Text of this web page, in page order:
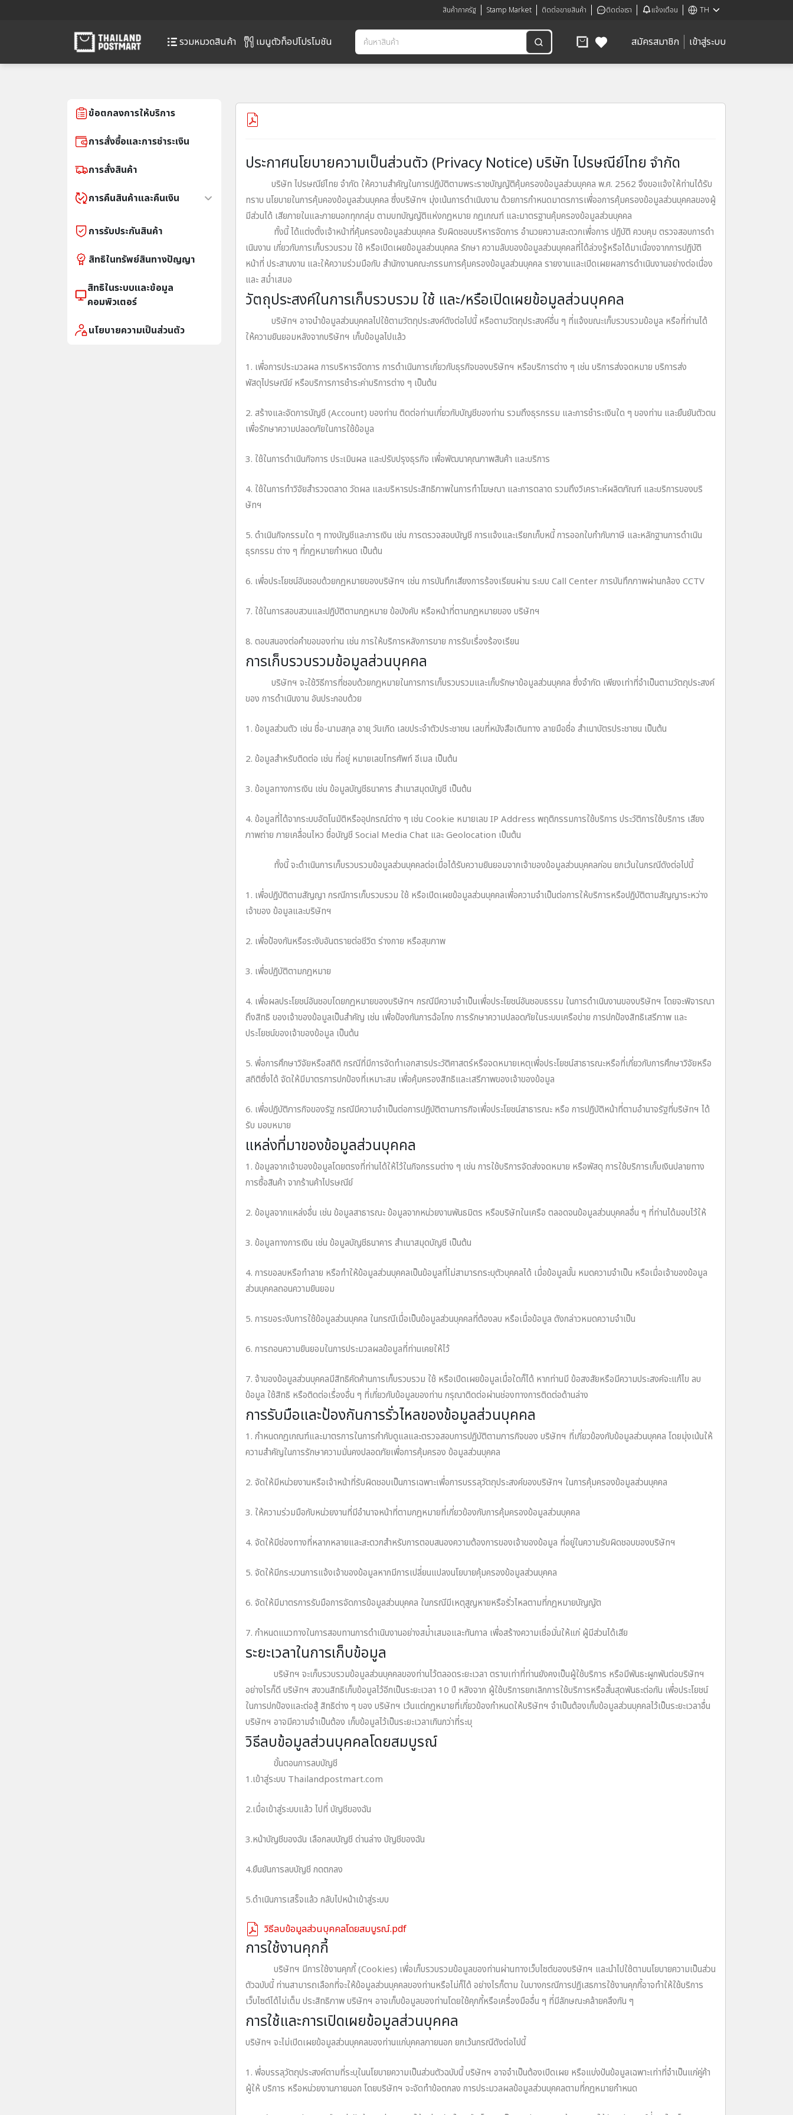
สินค้าภาครัฐ Stamp Market ติดต่อขายสินค้า ติดต่อเรา แจ้งเตือน TH
รวมหมวดสินค้า เมนูตัวท็อปโปรโมชัน สมัครสมาชิก เข้าสู่ระบบ
ข้อตกลงการให้บริการ
การสั่งซื้อและการชำระเงิน
การสั่งสินค้า
การคืนสินค้าและคืนเงิน
การรับประกันสินค้า
สิทธิในทรัพย์สินทางปัญญา
สิทธิในระบบและข้อมูล
คอมพิวเตอร์
นโยบายความเป็นส่วนตัว
ประกาศนโยบายความเป็นส่วนตัว (Privacy Notice) บริษัท ไปรษณีย์ไทย จํากัด
บริษัท ไปรษณีย์ไทย จํากัด ให้ความสําคัญในการปฏิบัติตามพระราชบัญญัติคุ้มครองข้อมูลส่วนบุคคล พ.ศ. 2562 จึงขอแจ้งให้ท่านได้รับ
ทราบ นโยบายในการคุ้มคองข้อมูลส่วนบุคคล ซึ่งบริษัทฯ มุ่งเน้นการดําเนินงาน ด้วยการกําหนดมาตรการเพื่ออการคุ้มครองข้อมูลส่วนบุคคลของผู้
มีส่วนได้ เสียภายในและภายนอกทุกกลุ่ม ตามบทบัญญัติแห่งกฎหมาย กฎเกณฑ์ และมาตรฐานคุ้มครองข้อมูลส่วนบุคคล
ทั้งนี้ ได้แต่งตั้งเจ้าหน้าที่คุ้มครองข้อมูลส่วนบุคคล รับผิดชอบบริหารจัดการ อํานวยความสะดวกเพื่อการ ปฏิบัติ ควบคุม ตรวจสอบการดํา
เนินงาน เกี่ยวกับการเก็บรวบรวม ใช้ หรือเปิดเผยข้อมูลส่วนบุคคล รักษา ความลับของข้อมูลส่วนบุคคลที่ได้ล่วงรู้หรือได้มาเนื่องจากการปฏิบัติ
หน้าที่ ประสานงาน และให้ความร่วมมือกับ สํานักงานคณะกรรมการคุ้มครองข้อมูลส่วนบุคคล รายงานและเปิดเผยผลการดําเนินงานอย่างต่อเนื่อง
และ สมํ่าเสมอ
วัตถุประสงค์ในการเก็บรวบรวม ใช้ และ/หรือเปิดเผยข้อมูลส่วนบุคคล
บริษัทฯ อาจนําข้อมูลส่วนบุคคลไปใช้ตามวัตถุประสงค์ดังต่อไปนี้ หรือตามวัตถุประสงค์อื่น ๆ ที่แจ้งขณะเก็บรวบรวมข้อมูล หรือที่ท่านได้
ให้ความยินยอมหลังจากบริษัทฯ เก็บข้อมูลไปแล้ว
1. เพื่อการประมวลผล การบริหารจัดการ การดําเนินการเกี่ยวกับธุรกิจของบริษัทฯ หรือบริการต่าง ๆ เช่น บริการส่งจดหมาย บริการส่ง
พัสดุไปรษณีย์ หรือบริการการชําระค่าบริการต่าง ๆ เป็นต้น
2. สร้างและจัดการบัญชี (Account) ของท่าน ติดต่อท่านเกี่ยวกับบัญชีของท่าน รวมถึงธุรกรรม และการชําระเงินใด ๆ ของท่าน และยืนยันตัวตน
เพื่อรักษาความปลอดภัยในการใช้ข้อมูล
3. ใช้ในการดําเนินกิจการ ประเมินผล และปรับปรุงธุรกิจ เพื่อพัฒนาคุณภาพสินค้า และบริการ
4. ใช้ในการทําวิจัยสํารวจตลาด วัดผล และบริหารประสิทธิภาพในการทําโฆษณา และการตลาด รวมถึงวิเคราะห์ผลิตภัณฑ์ และบริการของบริ
ษัทฯ
5. ดําเนินกิจกรรมใด ๆ ทางบัญชีและการเงิน เช่น การตรวจสอบบัญชี การแจ้งและเรียกเก็บหนี้ การออกใบกํากับภาษี และหลักฐานการดําเนิน
ธุรกรรม ต่าง ๆ ที่กฎหมายกําหนด เป็นต้น
6. เพื่อประโยชน์อันชอบด้วยกฎหมายของบริษัทฯ เช่น การบันทึกเสียงการร้องเรียนผ่าน ระบบ Call Center การบันทึกภาพผ่านกล้อง CCTV
7. ใช้ในการสอบสวนและปฏิบัติตามกฎหมาย ข้อบังคับ หรือหน้าที่ตามกฎหมายของ บริษัทฯ
8. ตอบสนองต่อคําขอของท่าน เช่น การให้บริการหลังการขาย การรับเรื่องร้องเรียน
การเก็บรวบรวมข้อมูลส่วนบุคคล
บริษัทฯ จะใช้วิธีการที่ชอบด้วยกฎหมายในการการเก็บรวบรวมและเก็บรักษาข้อมูลส่วนบุคคล ซึ่งจํากัด เพียงเท่าที่จําเป็นตามวัตถุประสงค์
ของ การดําเนินงาน อันประกอบด้วย
1. ข้อมูลส่วนตัว เช่น ชื่อ-นามสกุล อายุ วันเกิด เลขประจําตัวประชาชน เลขที่หนังสือเดินทาง ลายมือชื่อ สําเนาบัตรประชาชน เป็นต้น
2. ข้อมูลสําหรับติดต่อ เช่น ที่อยู่ หมายเลขโทรศัพท์ อีเมล เป็นต้น
3. ข้อมูลทางการเงิน เช่น ข้อมูลบัญชีธนาคาร สําเนาสมุดบัญชี เป็นต้น
4. ข้อมูลที่ได้จากระบบอัตโนมัติหรืออุปกรณ์ต่าง ๆ เช่น Cookie หมายเลข IP Address พฤติกรรมการใช้บริการ ประวัติการใช้บริการ เสียง
ภาพถ่าย ภายเคลื่อนไหว ชื่อบัญชี Social Media Chat และ Geolocation เป็นต้น
ทั้งนี้ จะดําเนินการเก็บรวบรวมข้อมูลส่วนบุคคลต่อเมื่อได้รับความยินยอมจากเจ้าของข้อมูลส่วนบุคคลก่อน ยกเว้นในกรณีดังต่อไปนี้
1. เพื่อปฏิบัติตามสัญญา กรณีการเก็บรวบรวม ใช้ หรือเปิดเผยข้อมูลส่วนบุคคลเพื่อความจําเป็นต่อการให้บริการหรือปฏิบัติตามสัญญาระหว่าง
เจ้าของ ข้อมูลและบริษัทฯ
2. เพื่อป้องกันหรือระงับอันตรายต่อชีวิต ร่างกาย หรือสุขภาพ
3. เพื่อปฏิบัติตามกฎหมาย
4. เพื่อผลประโยชน์อันชอบโดยกฎหมายของบริษัทฯ กรณีมีความจําเป็นเพื่อประโยชน์อันชอบธรรม ในการดําเนินงานของบริษัทฯ โดยจะพิจารณา
ถึงสิทธิ ของเจ้าของข้อมูลเป็นสําคัญ เช่น เพื่อป้องกันการฉ้อโกง การรักษาความปลอดภัยในระบบเครือข่าย การปกป้องสิทธิเสรีภาพ และ
ประโยชน์ของเจ้าของข้อมูล เป็นต้น
5. พื่อการศึกษาวิจัยหรือสถิติ กรณีที่มีการจัดทําเอกสารประวัติศาสตร์หรือจดหมายเหตุเพื่อประโยชน์สาธารณะหรือที่เกี่ยวกับการศึกษาวิจัยหรือ
สถิติซึ่งได้ จัดให้มีมาตรการปกป้องที่เหมาะสม เพื่อคุ้มครองสิทธิและเสรีภาพของเจ้าของข้อมูล
6. เพื่อปฏิบัติภารกิจของรัฐ กรณีมีความจําเป็นต่อการปฏิบัติตามภารกิจเพื่อประโยชน์สาธารณะ หรือ การปฏิบัติหน้าที่ตามอํานาจรัฐที่บริษัทฯ ได้
รับ มอบหมาย
แหล่งที่มาของข้อมูลส่วนบุคคล
1. ข้อมูลจากเจ้าของข้อมูลโดยตรงที่ท่านได้ให้ไว้ในกิจกรรมต่าง ๆ เช่น การใช้บริการจัดส่งจดหมาย หรือพัสดุ การใช้บริการเก็บเงินปลายทาง
การซื้อสินค้า จากร้านค้าไปรษณีย์
2. ข้อมูลจากแหล่งอื่น เช่น ข้อมูลสาธารณะ ข้อมูลจากหน่วยงานพันธมิตร หรือบริษัทในเครือ ตลอดจนข้อมูลส่วนบุคคลอื่น ๆ ที่ท่านได้มอบไว้ให้
3. ข้อมูลทางการเงิน เช่น ข้อมูลบัญชีธนาคาร สําเนาสมุดบัญชี เป็นต้น
4. การขอลบหรือทําลาย หรือทําให้ข้อมูลส่วนบุคคลเป็นข้อมูลที่ไม่สามารถระบุตัวบุคคลได้ เมื่อข้อมูลนั้น หมดความจําเป็น หรือเมื่อเจ้าของข้อมูล
ส่วนบุคคลถอนความยินยอม
5. การขอระงับการใช้ข้อมูลส่วนบุคคล ในกรณีเมื่อเป็นข้อมูลส่วนบุคคลที่ต้องลบ หรือเมื่อข้อมูล ดังกล่าวหมดความจําเป็น
6. การถอนความยินยอมในการประมวลผลข้อมูลที่ท่านเคยให้ไว้
7. จ้าของข้อมูลส่วนบุคคลมีสิทธิคัดค้านการเก็บรวบรวม ใช้ หรือเปิดเผยข้อมูลเมื่อใดก็ได้ หากท่านมี ข้อสงสัยหรือมีความประสงค์จะแก้ไข ลบ
ข้อมูล ใช้สิทธิ หรือติดต่อเรื่องอื่น ๆ ที่เกี่ยวกับข้อมูลของท่าน กรุณาติดต่อผ่านช่องทางการติดต่อด้านล่าง
การรับมือและป้องกันการรั่วไหลของข้อมูลส่วนบุคคล
1. กําหนดกฎเกณฑ์และมาตรการในการกํากับดูแลและตรวจสอบการปฏิบัติตามภารกิจของ บริษัทฯ ที่เกี่ยวข้องกับข้อมูลส่วนบุคคล โดยมุ่งเน้นให้
ความสําคัญในการรักษาความมั่นคงปลอดภัยเพื่อการคุ้มครอง ข้อมูลส่วนบุคคล
2. จัดให้มีหน่วยงานหรือเจ้าหน้าที่รับผิดชอบเป็นการเฉพาะเพื่อการบรรลุวัตถุประสงค์ของบริษัทฯ ในการคุ้มครองข้อมูลส่วนบุคคล
3. ให้ความร่วมมือกับหน่วยงานที่มีอํานาจหน้าที่ตามกฎหมายที่เกี่ยวข้องกับการคุ้มครองข้อมูลส่วนบุคคล
4. จัดให้มีช่องทางที่หลากหลายและสะดวกสําหรับการตอบสนองความต้องการของเจ้าของข้อมูล ที่อยู่ในความรับผิดชอบของบริษัทฯ
5. จัดให้มีกระบวนการแจ้งเจ้าของข้อมูลหากมีการเปลี่ยนแปลงนโยบายคุ้มครองข้อมูลส่วนบุคคล
6. จัดให้มีมาตรการรับมือการจัดการข้อมูลส่วนบุคคล ในกรณีมีเหตุสูญหายหรือรั่วไหลตามที่กฎหมายบัญญัต
7. กําหนดแนวทางในการสอบทานการดําเนินงานอย่างสม่ําเสมอและทันกาล เพื่อสร้างความเชื่อมั่นให้แก่ ผู้มีส่วนได้เสีย
ระยะเวลาในการเก็บข้อมูล
บริษัทฯ จะเก็บรวบรวมข้อมูลส่วนบุคคลของท่านไว้ตลอดระยะเวลา ตราบเท่าที่ท่านยังคงเป็นผู้ใช้บริการ หรือมีพันธะผูกพันต่อบริษัทฯ
อย่างไรก็ดี บริษัทฯ สงวนสิทธิเก็บข้อมูลไว้อีกเป็นระยะเวลา 10 ปี หลังจาก ผู้ใช้บริการยกเลิกการใช้บริการหรือสิ้นสุดพันธะต่อกัน เพื่อประโยชน์
ในการปกป้องและต่อสู้ สิทธิต่าง ๆ ของ บริษัทฯ เว้นแต่กฎหมายที่เกี่ยวข้องกําหนดให้บริษัทฯ จําเป็นต้องเก็บข้อมูลส่วนบุคคลไว้เป็นระยะเวลาอื่น
บริษัทฯ อาจมีความจําเป็นต้อง เก็บข้อมูลไว้เป็นระยะเวลาเกินกว่าที่ระบุ
วิธีลบข้อมูลส่วนบุคคลโดยสมบูรณ์
ขั้นตอนการลบบัญชี
1.เข้าสู่ระบบ Thailandpostmart.com
2.เมื่อเข้าสู่ระบบแล้ว ไปที่ บัญชีของฉัน
3.หน้าบัญชีของฉัน เลือกลบบัญชี ด่านล่าง บัญชีของฉัน
4.ยืนยันการลบบัญชี กดตกลง
5.ดำเนินการเสร็จแล้ว กลับไปหน้าเข้าสู่ระบบ
วิธีลบข้อมูลส่วนบุคคลโดยสมบูรณ์.pdf
การใช้งานคุกกี้
บริษัทฯ มีการใช้งานคุกกี้ (Cookies) เพื่อเก็บรวบรวมข้อมูลของท่านผ่านทางเว็บไซต์ของบริษัทฯ และนําไปใช้ตามนโยบายความเป็นส่วน
ตัวฉบับนี้ ท่านสามารถเลือกที่จะให้ข้อมูลส่วนบุคคลของท่านหรือไม่ก็ได้ อย่างไรก็ตาม ในบางกรณีการปฏิเสธการใช้งานคุกกี้อาจทําให้ใช้บริการ
เว็บไซต์ได้ไม่เต็ม ประสิทธิภาพ บริษัทฯ อาจเก็บข้อมูลของท่านโดยใช้คุกกี้หรือเครื่องมืออื่น ๆ ที่มีลักษณะคล้ายคลึงกัน ๆ
การใช้และการเปิดเผยข้อมูลส่วนบุคคล
บริษัทฯ จะไม่เปิดเผยข้อมูลส่วนบุคคลของท่านแก่บุคคลภายนอก ยกเว้นกรณีดังต่อไปนี้
1. พื่อบรรลุวัตถุประสงค์ตามที่ระบุในนโยบายความเป็นส่วนตัวฉบับนี้ บริษัทฯ อาจจําเป็นต้องเปิดเผย หรือแบ่งปันข้อมูลเฉพาะเท่าที่จําเป็นแก่คู่ค้า
ผู้ให้ บริการ หรือหน่วยงานภายนอก โดยบริษัทฯ จะจัดทําข้อตกลง การประมวลผลข้อมูลส่วนบุคคลตามที่กฎหมายกําหนด